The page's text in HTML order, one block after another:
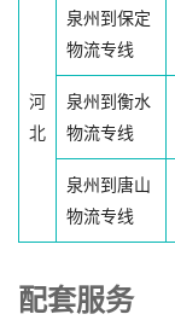
河
北
泉州到保定
物流专线
泉州到衡水
物流专线
泉州到唐山
物流专线
配套服务